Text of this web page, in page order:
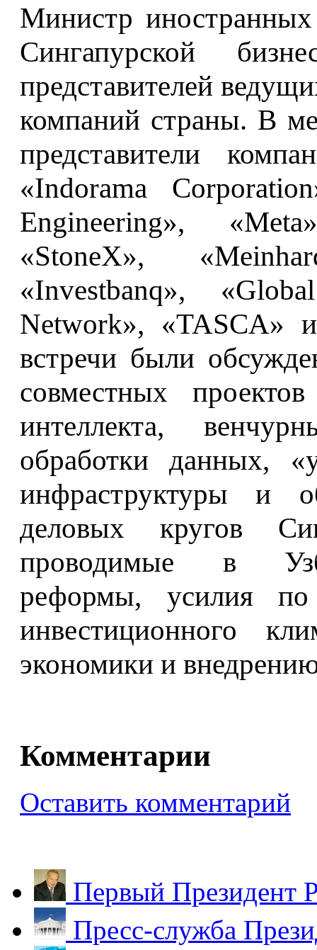
Министр
Сингапурской
представителей
компаний страны. В
представители
«Indorama
Engineering»,
«StoneX»,
«Investbanq»,
Network», «TASCA»
встречи были
совместных
интеллекта,
обработки данных,
инфраструктуры и
деловых кругов
проводимые в
реформы, усилия по
инвестиционного
экономики и
Комментарии
Оставить комментарий
Первый Президент
Пресс-служба